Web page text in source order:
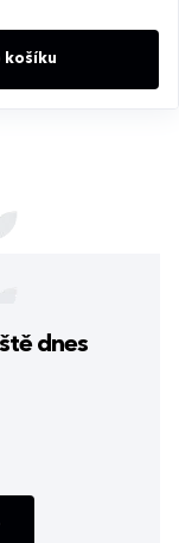
košíku
dnes